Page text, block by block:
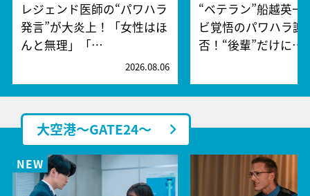
レジェンド医師の“パワハラ
発言”が大炎上！「女性はほ
んと無理」「…
2026.08.06
“ベテラン”船越英一
ビ覚悟のパワハラ謝
否！“後輩”だけに…
大空港～GATE24～